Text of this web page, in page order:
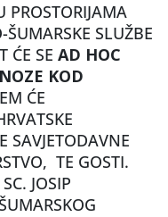
ŠUMARSKE SLUŽBE
ĆE SE AD HOC
KOD
ĆE
SAVJETODAVNE
TE GOSTI.
JOSIP